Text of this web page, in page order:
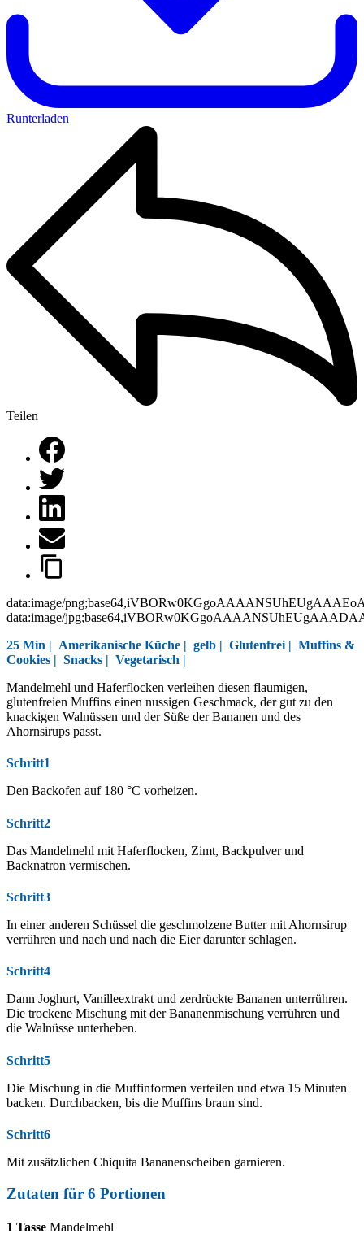
Runterladen
Teilen
data:image/
data:image/
25 Min | Amerikanische Küche | gelb | Glutenfrei | Muffins &
Cookies | Snacks | Vegetarisch |
Mandelmehl und Haferflocken verleihen diesen flaumigen,
glutenfreien Muffins einen nussigen Geschmack, der gut zu den
knackigen Walnüssen und der Süße der Bananen und des
Ahornsirups passt.
Schritt1
Den Backofen auf 180 °C vorheizen.
Schritt2
Das Mandelmehl mit Haferflocken, Zimt, Backpulver und
Backnatron vermischen.
Schritt3
In einer anderen Schüssel die geschmolzene Butter mit Ahornsirup
verrühren und nach und nach die Eier darunter schlagen.
Schritt4
Dann Joghurt, Vanilleextrakt und zerdrückte Bananen unterrühren.
Die trockene Mischung mit der Bananenmischung verrühren und
die Walnüsse unterheben.
Schritt5
Die Mischung in die Muffinformen verteilen und etwa 15 Minuten
backen. Durchbacken, bis die Muffins braun sind.
Schritt6
Mit zusätzlichen Chiquita Bananenscheiben garnieren.
Zutaten für 6 Portionen
1 Tasse Mandelmehl